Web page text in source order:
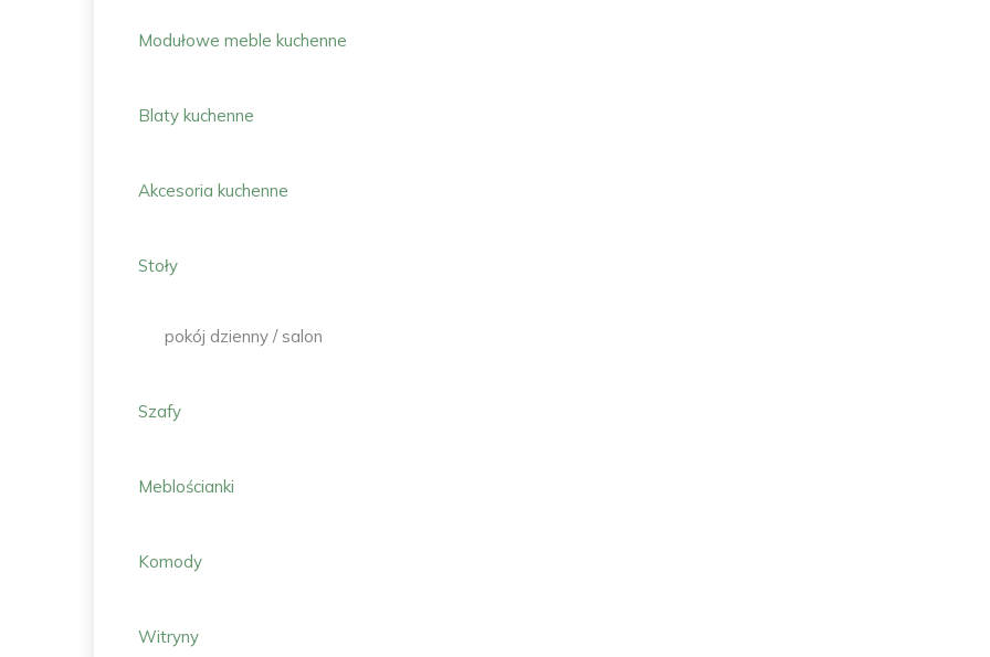
Modułowe meble kuchenne
Blaty kuchenne
Akcesoria kuchenne
Stoły
pokój dzienny / salon
Szafy
Meblościanki
Komody
Witryny